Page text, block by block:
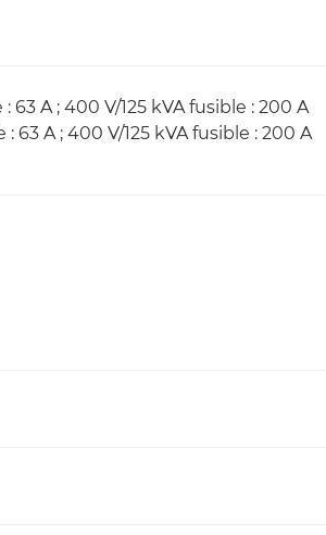
63 A ; 400 V/125 kVA fusible : 200 A
63 A ; 400 V/125 kVA fusible : 200 A